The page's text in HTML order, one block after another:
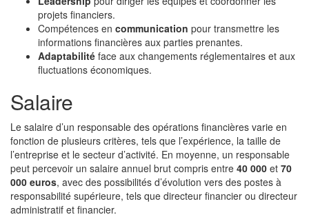
projets financiers.
Compétences en communication pour transmettre les
informations financières aux parties prenantes.
Adaptabilité face aux changements réglementaires et aux
fluctuations économiques.
Salaire
Le salaire d’un responsable des opérations financières varie en
fonction de plusieurs critères, tels que l’expérience, la taille de
l’entreprise et le secteur d’activité. En moyenne, un responsable
peut percevoir un salaire annuel brut compris entre 40 000 et 70
000 euros, avec des possibilités d’évolution vers des postes à
responsabilité supérieure, tels que directeur financier ou directeur
administratif et financier.